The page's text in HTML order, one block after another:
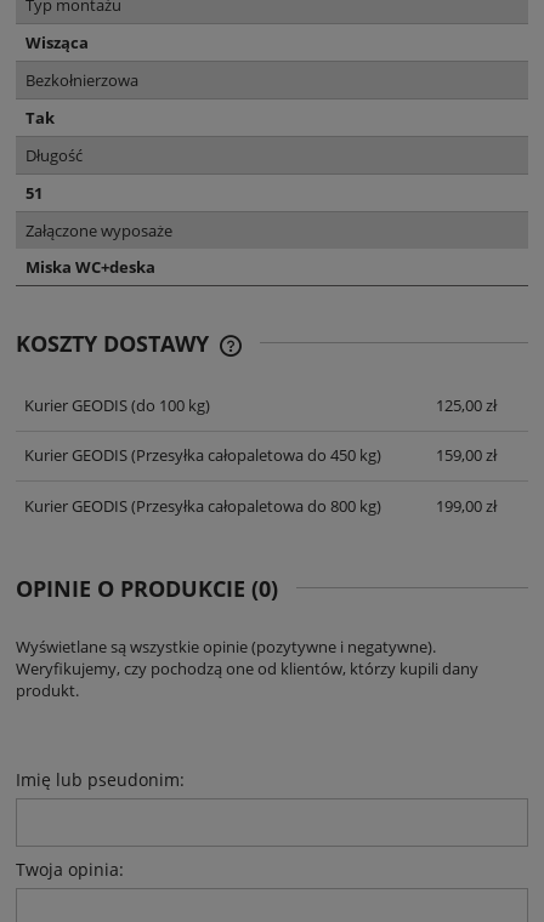
Typ montażu
Wisząca
Bezkołnierzowa
Tak
Długość
51
Załączone wyposaże
Miska WC+deska
KOSZTY DOSTAWY
Kurier GEODIS(do 100 kg) 125,00 zł
Kurier GEODIS(Przesyłka całopaletowa do 450 kg) 159,00 zł
Kurier GEODIS(Przesyłka całopaletowa do 800 kg) 199,00 zł
OPINIE O PRODUKCIE (0)
Wyświetlane są wszystkie opinie (pozytywne i negatywne).
Weryfikujemy, czy pochodzą one od klientów, którzy kupili dany
produkt.
Imię lub pseudonim:
Twoja opinia: